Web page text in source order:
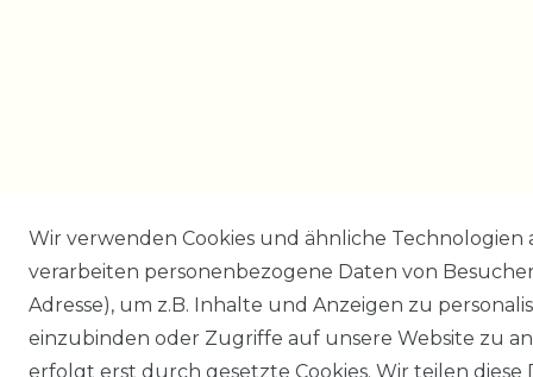
Wir verwenden Cookies und ähnliche
verarbeiten personenbezogene Daten von
Adresse), um z.B. Inhalte und Anzeigen zu
einzubinden oder Zugriffe auf unsere Website zu
erfolgt erst durch gesetzte Cookies. Wir teilen